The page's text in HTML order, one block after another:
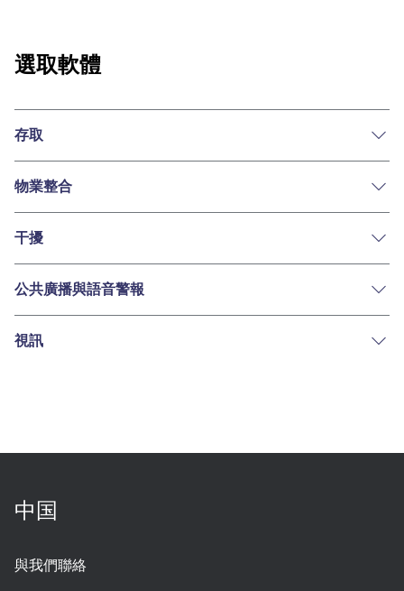
選取軟體
存取
物業整合
干擾
公共廣播與語音警報
視訊
中国
與我們聯絡